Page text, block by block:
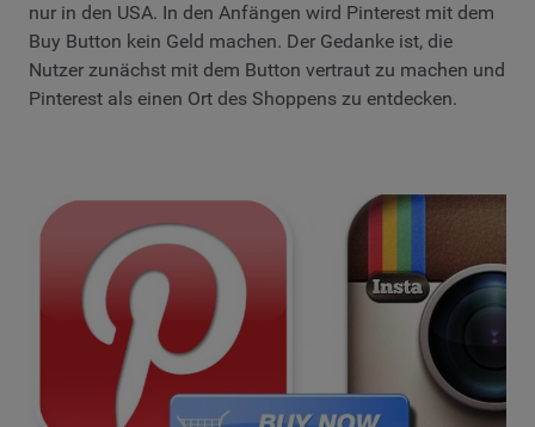
nur in den USA. In den Anfängen wird Pinterest mit dem
Buy Button kein Geld machen. Der Gedanke ist, die
Nutzer zunächst mit dem Button vertraut zu machen und
Pinterest als einen Ort des Shoppens zu entdecken.